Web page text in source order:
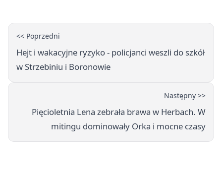
<< Poprzedni
Hejt i wakacyjne ryzyko - policjanci weszli do szkół
w Strzebiniu i Boronowie
Następny >>
Pięcioletnia Lena zebrała brawa w Herbach. W
mitingu dominowały Orka i mocne czasy